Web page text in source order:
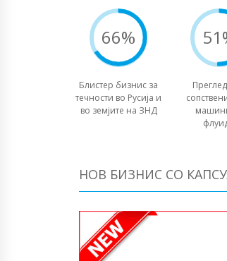
66%
Блистер бизнис за
течности во Русија и
во земјите на ЗНД
НОВ БИЗНИС СО